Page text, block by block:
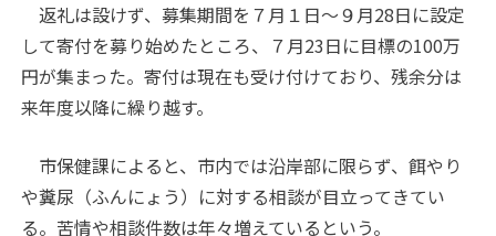
返礼は設けず、募集期間を７月１日～９月28日に設定
して寄付を募り始めたところ、７月23日に目標の100万
円が集まった。寄付は現在も受け付けており、残余分は
来年度以降に繰り越す。
市保健課によると、市内では沿岸部に限らず、餌やり
や糞尿（ふんにょう）に対する相談が目立ってきてい
る。苦情や相談件数は年々増えているという。